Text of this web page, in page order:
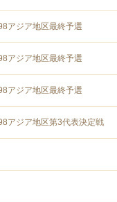
アジア地区最終予選
アジア地区最終予選
アジア地区最終予選
アジア地区第3代表決定戦